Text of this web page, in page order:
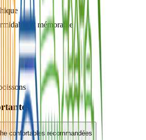
et mémorable
confortables recommandées